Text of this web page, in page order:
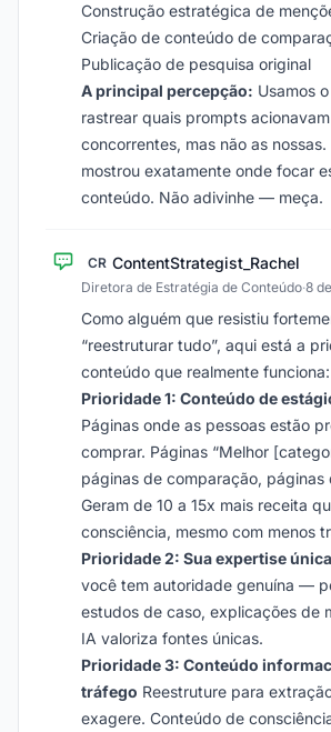
Construção estratégica de
Criação de conteúdo de
Publicação de pesquisa original
A principal percepção: Usamos
rastrear quais prompts
concorrentes, mas não as nossas.
mostrou exatamente onde focar
conteúdo. Não adivinhe — meça.
CR ContentStrategist_Rachel
Diretora de Estratégia de Conteúdo·8
Como alguém que resistiu
“reestruturar tudo”, aqui está a
conteúdo que realmente funciona:
Prioridade 1: Conteúdo de
Páginas onde as pessoas estão
comprar. Páginas “Melhor
páginas de comparação, páginas
Geram de 10 a 15x mais receita
consciência, mesmo com menos
Prioridade 2: Sua expertise única
você tem autoridade genuína —
estudos de caso, explicações de
IA valoriza fontes únicas.
Prioridade 3: Conteúdo
tráfego Reestruture para
exagere. Conteúdo de